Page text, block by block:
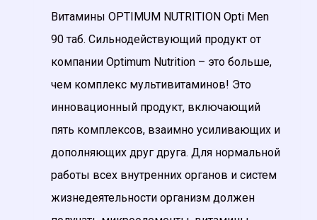
Витамины OPTIMUM NUTRITION Opti Men
90 таб. Сильнодействующий продукт от
компании Optimum Nutrition – это больше,
чем комплекс мультивитаминов! Это
инновационный продукт, включающий
пять комплексов, взаимно усиливающих и
дополняющих друг друга. Для нормальной
работы всех внутренних органов и систем
жизнедеятельности организм должен